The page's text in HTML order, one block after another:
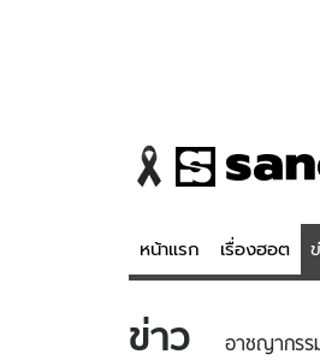
หน้าแรก เรื่องฮอต
ข่าว
ข่าว อาชญากรร